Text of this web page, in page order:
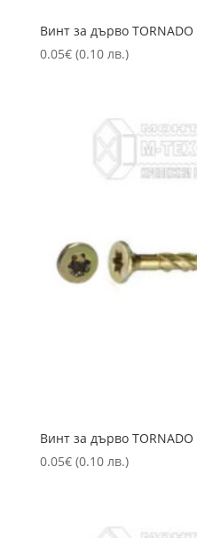
Винт за дърво
0.05€ (0.10 лв.)
Винт за дърво
0.05€ (0.10 лв.)